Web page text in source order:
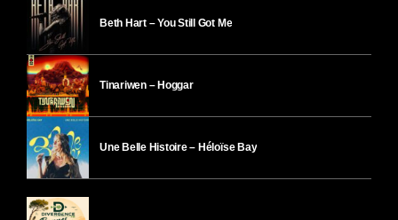
Beth Hart – You Still Got Me
Tinariwen – Hoggar
Une Belle Histoire – Héloïse Bay